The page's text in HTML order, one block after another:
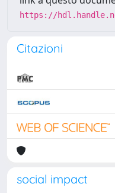
https://
Citazioni
social impact